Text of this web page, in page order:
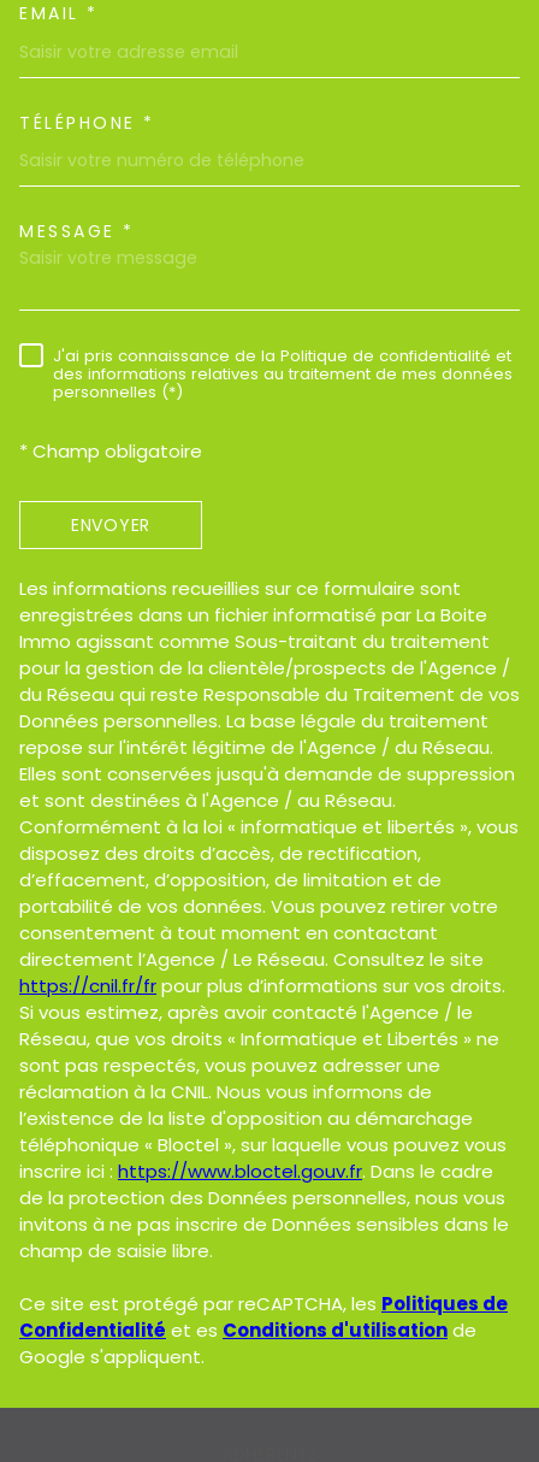
EMAIL *
TÉLÉPHONE *
MESSAGE *
RÈGLEMENTATION
J'ai pris connaissance de la Politique de confidentialité et
des informations relatives au traitement de mes données
personnelles (*)
* Champ obligatoire
ENVOYER
Les informations recueillies sur ce formulaire sont
enregistrées dans un fichier informatisé par La Boite
Immo agissant comme Sous-traitant du traitement
pour la gestion de la clientèle/prospects de l'Agence /
du Réseau qui reste Responsable du Traitement de vos
Données personnelles. La base légale du traitement
repose sur l'intérêt légitime de l'Agence / du Réseau.
Elles sont conservées jusqu'à demande de suppression
et sont destinées à l'Agence / au Réseau.
Conformément à la loi « informatique et libertés », vous
disposez des droits d’accès, de rectification,
d’effacement, d’opposition, de limitation et de
portabilité de vos données. Vous pouvez retirer votre
consentement à tout moment en contactant
directement l’Agence / Le Réseau. Consultez le site
https://cnil.fr/frpour plus d’informations sur vos droits.
Si vous estimez, après avoir contacté l'Agence / le
Réseau, que vos droits « Informatique et Libertés » ne
sont pas respectés, vous pouvez adresser une
réclamation à la CNIL. Nous vous informons de
l’existence de la liste d'opposition au démarchage
téléphonique « Bloctel », sur laquelle vous pouvez vous
inscrire ici : https://www.bloctel.gouv.fr. Dans le cadre
de la protection des Données personnelles, nous vous
invitons à ne pas inscrire de Données sensibles dans le
champ de saisie libre.
Ce site est protégé par reCAPTCHA, les Politiques de
Confidentialité et es Conditions d'utilisationde
Google s'appliquent.